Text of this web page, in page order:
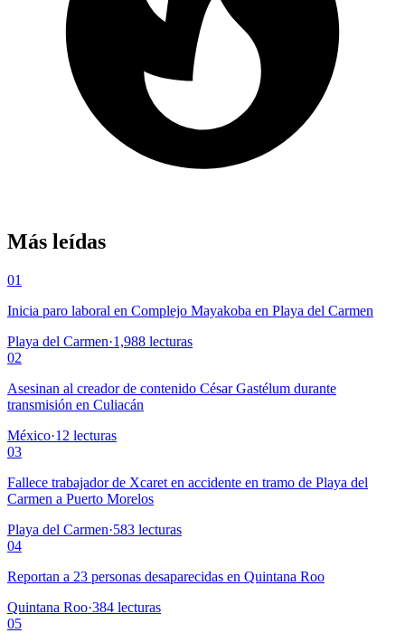
Más leídas
01
Inicia paro laboral en Complejo Mayakoba en Playa del Carmen
Playa del Carmen·1,988 lecturas
02
Asesinan al creador de contenido César Gastélum durante
transmisión en Culiacán
México·12 lecturas
03
Fallece trabajador de Xcaret en accidente en tramo de Playa del
Carmen a Puerto Morelos
Playa del Carmen·583 lecturas
04
Reportan a 23 personas desaparecidas en Quintana Roo
Quintana Roo·384 lecturas
05